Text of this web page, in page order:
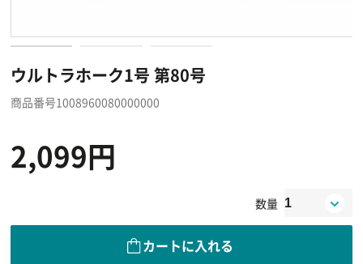
ウルトラホーク1号 第80号
商品番号1008960080000000
2,099円
数量
カートに入れる